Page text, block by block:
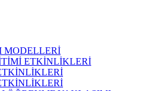
MODELLERİ
ETKİNLİKLERİ